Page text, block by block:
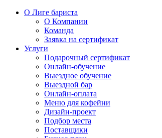
О Лиге бариста
О Компании
Команда
Заявка на сертификат
Услуги
Подарочный сертификат
Онлайн-обучение
Выездное обучение
Выездной бар
Онлайн-оплата
Меню для кофейни
Дизайн-проект
Подбор места
Поставщики